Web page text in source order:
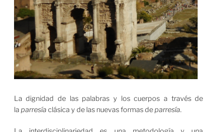
La dignidad de las palabras y los cuerpos a través de
la parresía clásica y de las nuevas formas deparresía.